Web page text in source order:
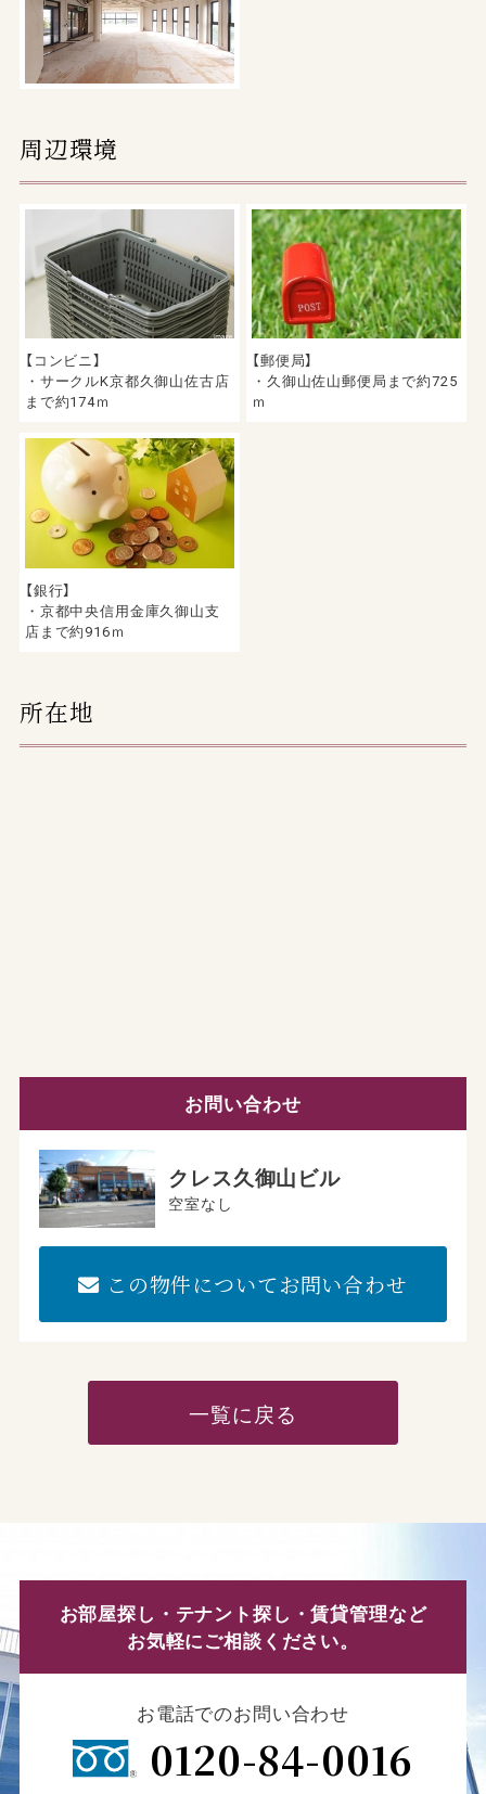
周辺環境
【コンビニ】
・サークルK京都久御山佐古店
まで約174ｍ
【郵便局】
・久御山佐山郵便局まで約725
ｍ
【銀行】
・京都中央信用金庫久御山支
店まで約916ｍ
所在地
お問い合わせ
クレス久御山ビル
空室なし
この物件についてお問い合わせ
一覧に戻る
お部屋探し・テナント探し・賃貸管理など
お気軽にご相談ください。
お電話でのお問い合わせ
0120-84-0016